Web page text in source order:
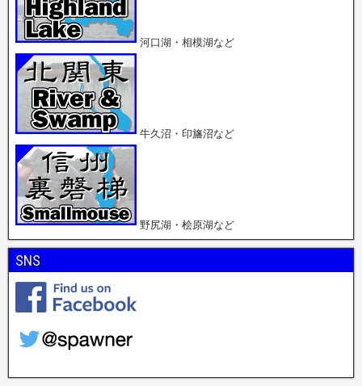
河口湖・相模湖など
牛久沼・印旛沼など
野尻湖・桧原湖など
SNS